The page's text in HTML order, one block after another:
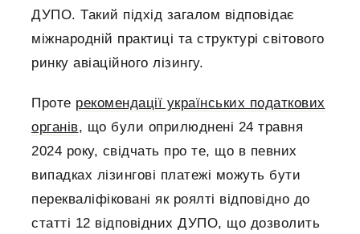
ДУПО. Такий підхід загалом відповідає
міжнародній практиці та структурі світового
ринку авіаційного лізингу.
Проте рекомендації українських податкових
органів, що були оприлюднені 24 травня
2024 року, свідчать про те, що в певних
випадках лізингові платежі можуть бути
перекваліфіковані як роялті відповідно до
статті 12 відповідних ДУПО, що дозволить